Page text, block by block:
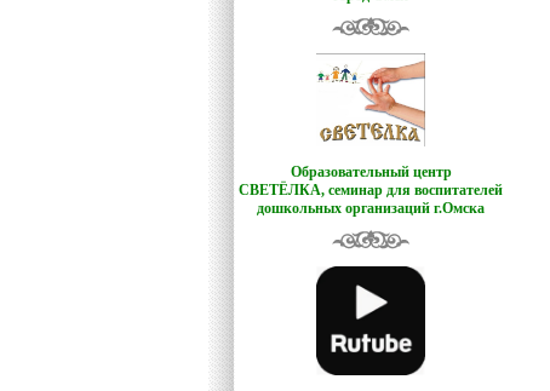
Образовательный центр
СВЕТЁЛКА, семинар для воспитателей
дошкольных организаций г.Омска